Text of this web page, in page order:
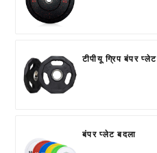
टीपीयू ग्रिप बंपर प्लेट
बंपर प्लेट बदला